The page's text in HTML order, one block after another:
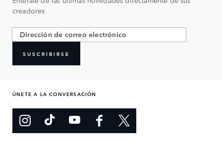
creadores
SUSCRIBIRSE
ÚNETE A LA CONVERSACIÓN